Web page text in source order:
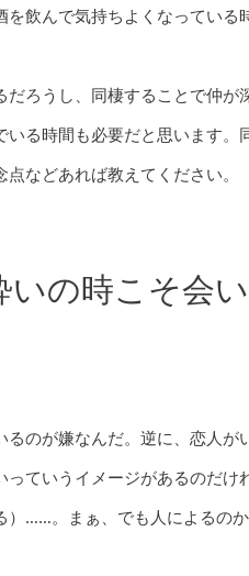
飲んで気持ちよくなってい
ろうし、同棲することで仲
いる時間も必要だと思います
などあれば教えてください。
の時こそ会
のが嫌なんだ。逆に、恋人
ていうイメージがあるのだけ
……。まぁ、でも人によるのか